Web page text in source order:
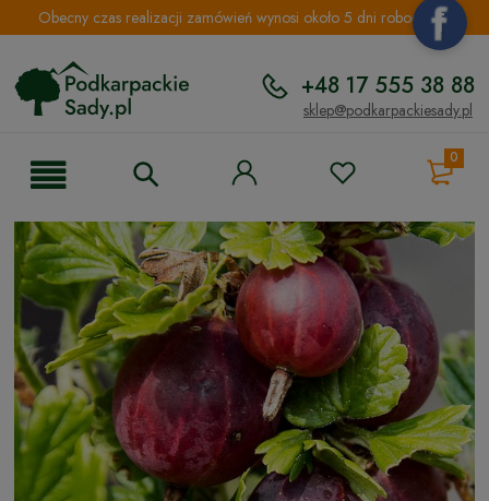
Obecny czas realizacji zamówień wynosi około 5 dni roboczych.
+48 17 555 38 88
sklep@podkarpackiesady.pl
0